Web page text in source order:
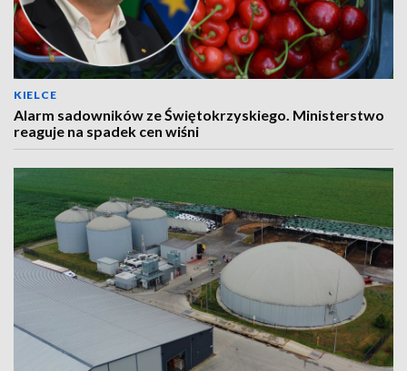
KIELCE
Alarm sadowników ze Świętokrzyskiego. Ministerstwo
reaguje na spadek cen wiśni